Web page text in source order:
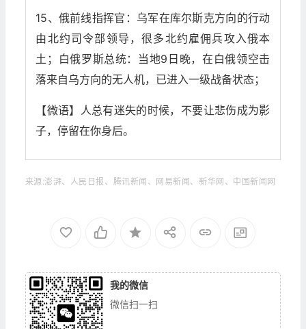
15、俄前线指挥官：乌军在库尔斯克方向的行动
由北约司令部领导，很多北约雇佣兵攻入俄本
土；白俄罗斯总统：当地9日晚，在白俄领空击
落来自乌方向的无人机，已进入一级战备状态；
【微语】人总有迷失的时候，不要让悲伤成为影
子，停留在你身后。
来源:澎湃、人民日报、腾讯新闻、网易新闻、新华网、中国新闻网
我的微信
微信扫一扫